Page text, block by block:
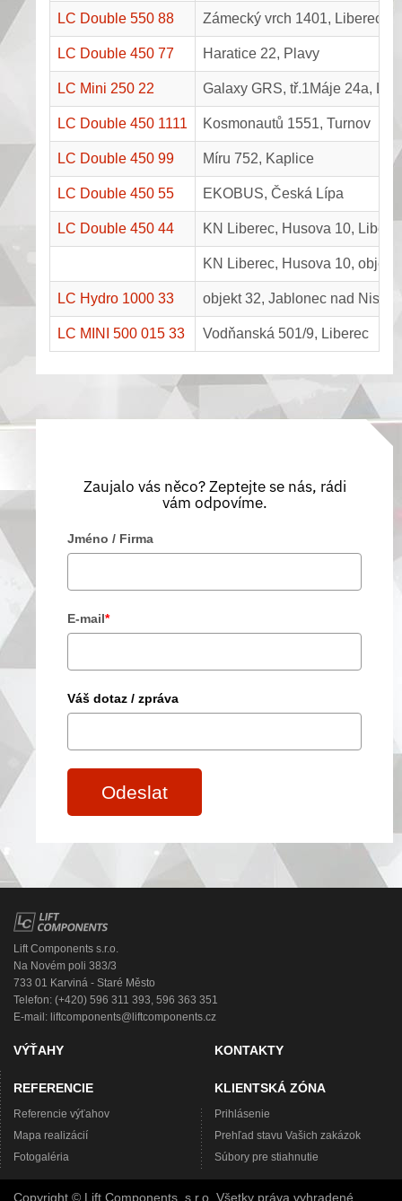
LC Double 550 88 Zámecký vrch 1401, Liberec
LC Double 450 77 Haratice 22, Plavy
LC Mini 250 22 Galaxy GRS, tř.1Máje 24a,
LC Double 450 1111 Kosmonautů 1551, Turnov
LC Double 450 99 Míru 752, Kaplice
LC Double 450 55 EKOBUS, Česká Lípa
LC Double 450 44 KN Liberec, Husova 10,
KN Liberec, Husova 10, objekt
LC Hydro 1000 33 objekt 32, Jablonec nad Nisou
LC MINI 500 015 33 Vodňanská 501/9, Liberec
Zaujalo vás něco? Zeptejte se nás, rádi
vám odpovíme.
Jméno / Firma
E-mail*
Váš dotaz / zpráva
Odeslat
Lift Components s.r.o.
Na Novém poli 383/3
733 01 Karviná - Staré Město
Telefon: (+420) 596 311 393, 596 363 351
E-mail: liftcomponents@liftcomponents.cz
VÝŤAHY
REFERENCIE
Referencie výťahov
Mapa realizácií
Fotogaléria
KONTAKTY
KLIENTSKÁ ZÓNA
Prihlásenie
Prehľad stavu Vašich zakázok
Súbory pre stiahnutie
Copyright © Lift Components, s.r.o. Všetky práva vyhradené